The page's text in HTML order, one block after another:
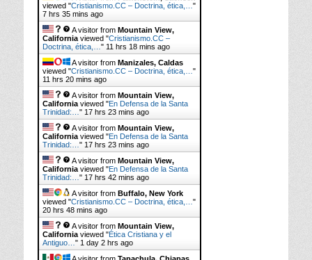
viewed "Cristianismo.CC – Doctrina, ética,… "
7 hrs 35 mins ago
A visitor from Mountain View,
California viewed "Cristianismo.CC –
Doctrina, ética,… " 11 hrs 18 mins ago
A visitor from Manizales, Caldas
viewed "Cristianismo.CC – Doctrina, ética,… "
11 hrs 20 mins ago
A visitor from Mountain View,
California viewed "En Defensa de la Santa
Trinidad:… " 17 hrs 23 mins ago
A visitor from Mountain View,
California viewed "En Defensa de la Santa
Trinidad:… " 17 hrs 23 mins ago
A visitor from Mountain View,
California viewed "En Defensa de la Santa
Trinidad:… " 17 hrs 42 mins ago
A visitor from Buffalo, New York
viewed "Cristianismo.CC – Doctrina, ética,… "
20 hrs 48 mins ago
A visitor from Mountain View,
California viewed "Ética Cristiana y el
Antiguo… " 1 day 2 hrs ago